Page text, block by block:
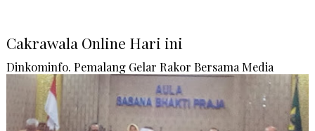
Cakrawala Online Hari ini
Dinkominfo. Pemalang Gelar Rakor Bersama Media